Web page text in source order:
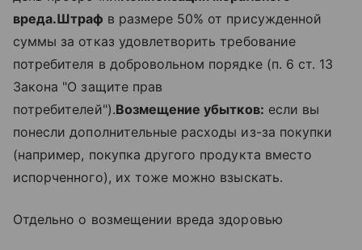
вреда.Штраф в размере 50% от присужденной
суммы за отказ удовлетворить требование
потребителя в добровольном порядке (п. 6 ст. 13
Закона "О защите прав
потребителей").Возмещение убытков: если вы
понесли дополнительные расходы из-за покупки
(например, покупка другого продукта вместо
испорченного), их тоже можно взыскать.
Отдельно о возмещении вреда здоровью